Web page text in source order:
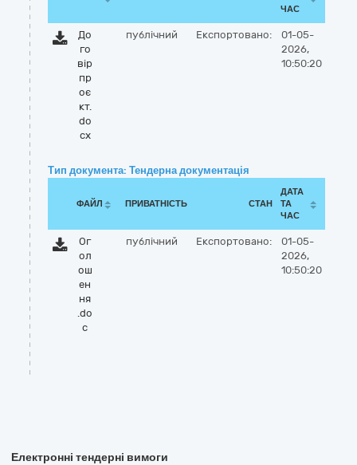
ЧАС
До
го
вір
пр
оє
кт.
do
cx
публічний Експортовано:
01-05-
2026,
10:50:20
Тип документа: Тендерна документація
ФАЙЛ ПРИВАТНІСТЬ СТАН
ДАТА
ТА
ЧАС
Ог
ол
ош
ен
ня
.do
c
публічний Експортовано:
01-05-
2026,
10:50:20
Електронні тендерні вимоги